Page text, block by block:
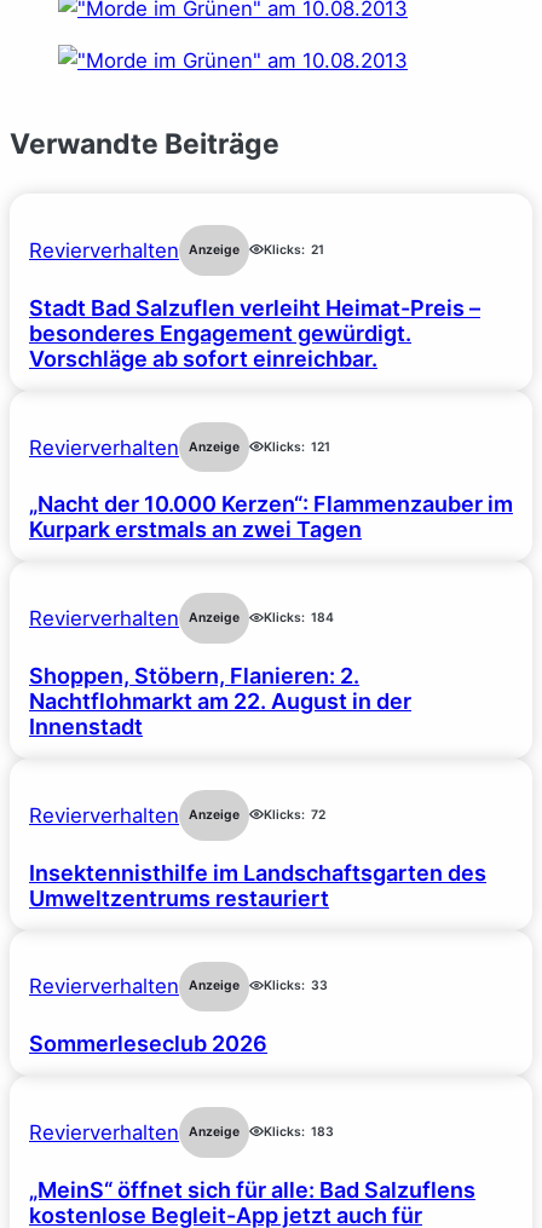
Verwandte Beiträge
Revierverhalten Anzeige Klicks: 21
Stadt Bad Salzuflen verleiht Heimat-Preis –
besonderes Engagement gewürdigt.
Vorschläge ab sofort einreichbar.
Revierverhalten Anzeige Klicks: 121
„Nacht der 10.000 Kerzen“: Flammenzauber im
Kurpark erstmals an zwei Tagen
Revierverhalten Anzeige Klicks: 184
Shoppen, Stöbern, Flanieren: 2.
Nachtflohmarkt am 22. August in der
Innenstadt
Revierverhalten Anzeige Klicks: 72
Insektennisthilfe im Landschaftsgarten des
Umweltzentrums restauriert
Revierverhalten Anzeige Klicks: 33
Sommerleseclub 2026
Revierverhalten Anzeige Klicks: 183
„MeinS“ öffnet sich für alle: Bad Salzuflens
kostenlose Begleit-App jetzt auch für